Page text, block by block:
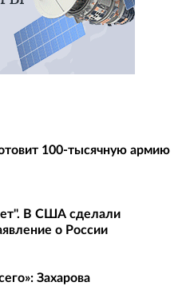
100-тысячную армию
В США сделали
о России
Захарова